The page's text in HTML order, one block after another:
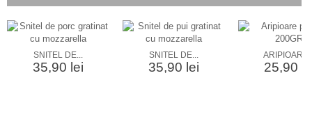
SNITEL DE...
35,90 lei
SNITEL DE...
35,90 lei 25,90